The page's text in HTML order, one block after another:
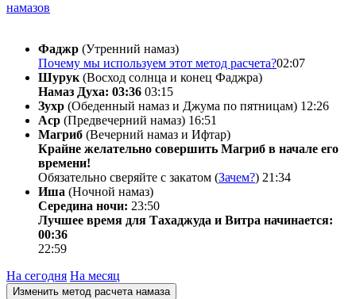
намазов
Фаджр (Утренний намаз)
Почему мы используем этот метод расчета?02:07
Шурук (Восход солнца и конец Фаджра)
Намаз Духа: 03:36 03:15
Зухр (Обеденный намаз и Джума по пятницам) 12:26
Аср (Предвечерний намаз) 16:51
Магриб (Вечерний намаз и Ифтар)
Крайне желательно совершить Магриб в начале его
времени!
Обязательно сверяйте с закатом (Зачем?) 21:34
Иша (Ночной намаз)
Середина ночи: 23:50
Лучшее время для Тахаджуда и Витра начинается:
00:36
22:59
На сегодня На месяц
Изменить метод расчета намаза